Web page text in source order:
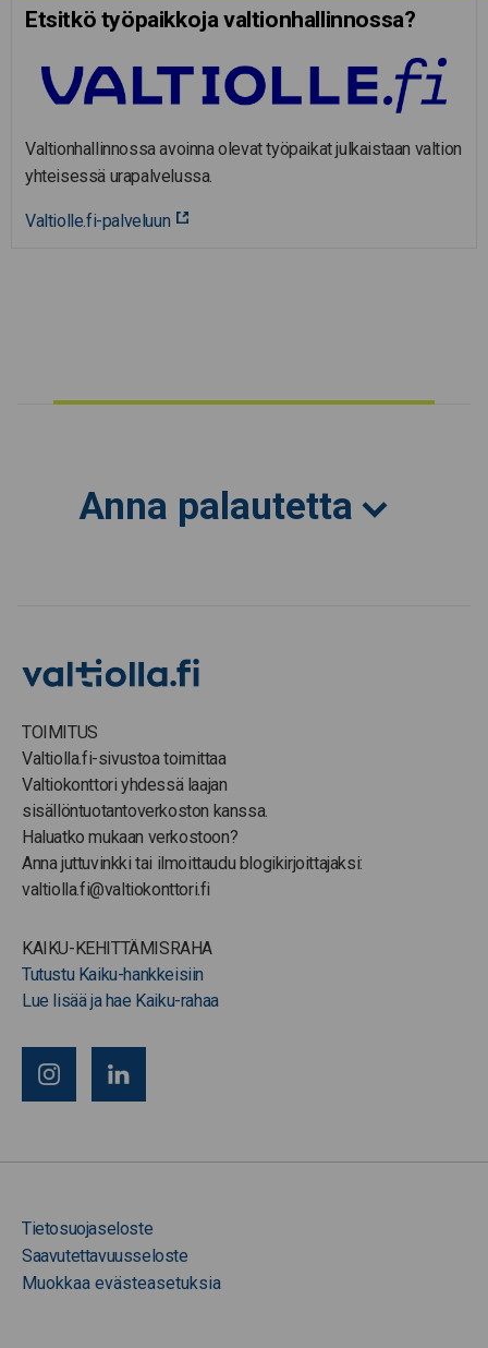
Etsitkö työpaikkoja valtion­hal­lin­nossa?
Valtionhallinnossa avoinna olevat työpaikat julkaistaan valtion
yhteisessä urapalvelussa.
Valtiolle.fi-palveluun
Anna palautetta
TOIMITUS
Valtiolla.fi-sivustoa toimittaa
Valtiokonttori yhdessä laajan
sisällöntuotantoverkoston kanssa.
Haluatko mukaan verkostoon?
Anna juttuvinkki tai ilmoittaudu blogikirjoittajaksi:
valtiolla.fi@valtiokonttori.fi
KAIKU-KEHITTÄMISRAHA
Tutustu Kaiku-hankkeisiin
Lue lisää ja hae Kaiku-rahaa
Tietosuojaseloste
Saavutettavuusseloste
Muokkaa evästeasetuksia